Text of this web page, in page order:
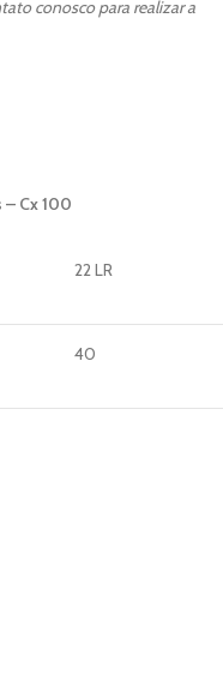
conosco para realizar a
– Cx 100
22 LR
40